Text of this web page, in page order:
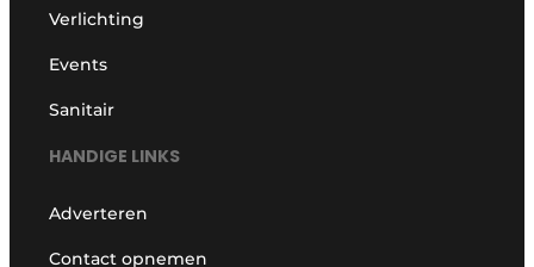
Verlichting
Events
Sanitair
HANDIGE LINKS
Adverteren
Contact opnemen